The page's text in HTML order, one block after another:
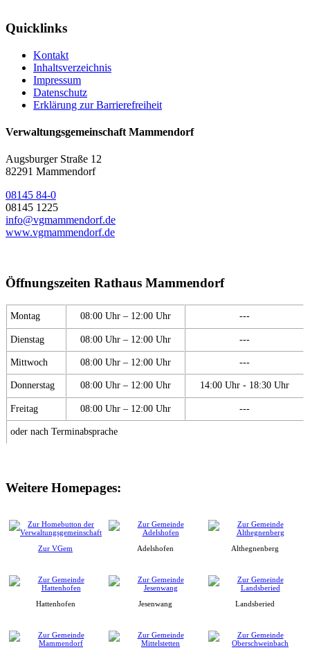
Quicklinks
Kontakt
Inhaltsverzeichnis
Impressum
Datenschutz
Erklärung zur Barrierefreiheit
Verwaltungsgemeinschaft Mammendorf
Augsburger Straße 12
82291 Mammendorf
08145 84-0
08145 1225
info@vgmammendorf.de
www.vgmammendorf.de
Öffnungszeiten Rathaus Mammendorf
Montag 08:00 Uhr – 12:00 Uhr ---
Dienstag 08:00 Uhr – 12:00 Uhr ---
Mittwoch 08:00 Uhr – 12:00 Uhr ---
Donnerstag 08:00 Uhr – 12:00 Uhr 14:00 Uhr - 18:30 Uhr
Freitag 08:00 Uhr – 12:00 Uhr ---
oder nach Terminabsprache
Weitere Homepages:
Zur VGem Adelshofen Althegnenberg
Hattenhofen Jesenwang Landsberied